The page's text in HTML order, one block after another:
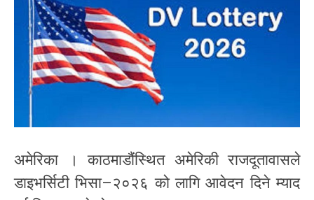
अमेरिका । काठमाडौंस्थित अमेरिकी राजदूतावासले
डाइभर्सिटी भिसा–२०२६ को लागि आवेदन दिने म्याद